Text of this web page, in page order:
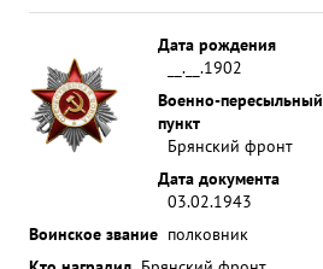
Дата рождения
__.__.1902
Военно-пересыльный
пункт
Брянский фронт
Дата документа
03.02.1943
Воинское звание полковник